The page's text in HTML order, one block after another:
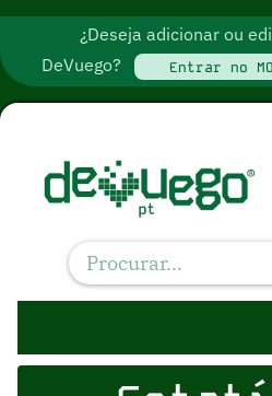
¿Deseja adicionar ou
DeVuego?
Entrar no